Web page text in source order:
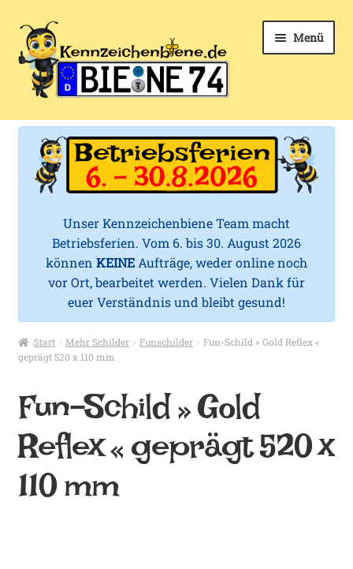
Zur
Navigation
springen
Zum
Inhalt
springen
k
c
h
n
b
i
e
Menü
Kfz-Kennzeichen
öffnen
Kennzeichenhalter
öffnen
Zubehör
Service
Unser Kennzeichenbiene Team macht
Betriebsferien. Vom 6. bis 30. August 2026
können KEINEAufträge, weder online noch
vor Ort, bearbeitet werden. Vielen Dank für
euer Verständnis und bleibt gesund!
Start Mehr Schilder Funschilder
Fun-Schild » Gold Reflex «
geprägt 520 x 110 mm
Fun-Schild » Gold
Reflex « geprägt 520 x
110 mm